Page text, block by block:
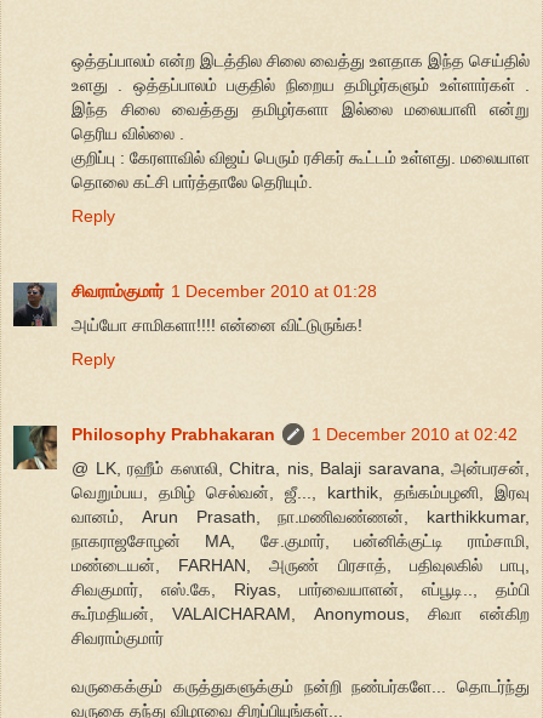
ஒத்தப்பாலம் என்ற இடத்தில சிலை வைத்து உளதாக இந்த செய்தில்
உளது . ஒத்தப்பாலம் பகுதில் நிறைய தமிழர்களும் உள்ளார்கள் .
இந்த சிலை வைத்தது தமிழர்களா இல்லை மலையாளி என்று
தெரிய வில்லை .
குறிப்பு : கேரளாவில் விஜய் பெரும் ரசிகர் கூட்டம் உள்ளது. மலையாள
தொலை கட்சி பார்த்தாலே தெரியும்.
Reply
சிவராம்குமார் 1 December 2010 at 01:28
அய்யோ சாமிகளா!!!! என்னை விட்டுருங்க!
Reply
Philosophy Prabhakaran
1 December 2010 at 02:42
@ LK, ரஹீம் கஸாலி, Chitra, nis, Balaji saravana, அன்பரசன்,
வெறும்பய, தமிழ் செல்வன், ஜீ..., karthik, தங்கம்பழனி, இரவு
வானம், Arun Prasath, நா.மணிவண்ணன், karthikkumar,
நாகராஜசோழன் MA, சே.குமார், பன்னிக்குட்டி ராம்சாமி,
மண்டையன், FARHAN, அருண் பிரசாத், பதிவுலகில் பாபு,
சிவகுமார், எஸ்.கே, Riyas, பார்வையாளன், எப்பூடி.., தம்பி
கூர்மதியன், VALAICHARAM, Anonymous, சிவா என்கிற
சிவராம்குமார்
வருகைக்கும் கருத்துகளுக்கும் நன்றி நண்பர்களே... தொடர்ந்து
வருகை தந்து விழாவை சிறப்பியுங்கள்...